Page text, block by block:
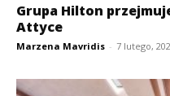
Grupa Hilton
Attyce
Marzena Mavridis - 7 lutego,